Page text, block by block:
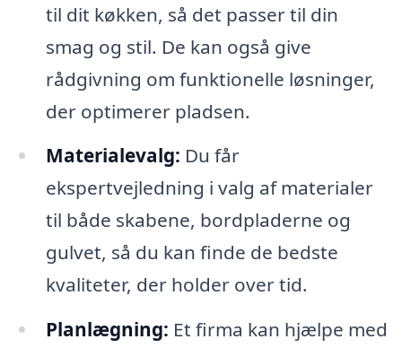
til dit køkken, så det passer til din
smag og stil. De kan også give
rådgivning om funktionelle løsninger,
der optimerer pladsen.
Materialevalg: Du får
ekspertvejledning i valg af materialer
til både skabene, bordpladerne og
gulvet, så du kan finde de bedste
kvaliteter, der holder over tid.
Planlægning: Et firma kan hjælpe med